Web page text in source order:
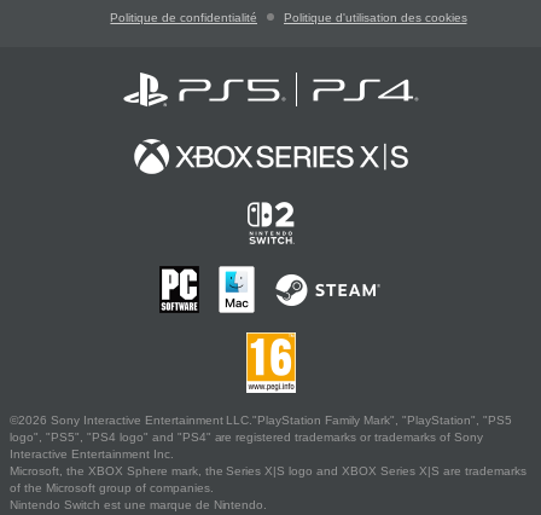
Politique de confidentialité Politique d'utilisation des cookies
©2026 Sony Interactive Entertainment LLC."PlayStation Family Mark", "PlayStation", "PS5
logo", "PS5", "PS4 logo" and "PS4" are registered trademarks or trademarks of Sony
Interactive Entertainment Inc.
Microsoft, the XBOX Sphere mark, the Series X|S logo and XBOX Series X|S are trademarks
of the Microsoft group of companies.
Nintendo Switch est une marque de Nintendo.